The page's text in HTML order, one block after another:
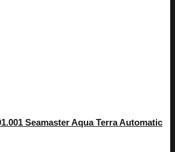
Seamaster Aqua Terra Automatic